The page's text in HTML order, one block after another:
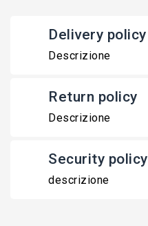
Delivery policy
Descrizione
Return policy
Descrizione
Security policy
descrizione